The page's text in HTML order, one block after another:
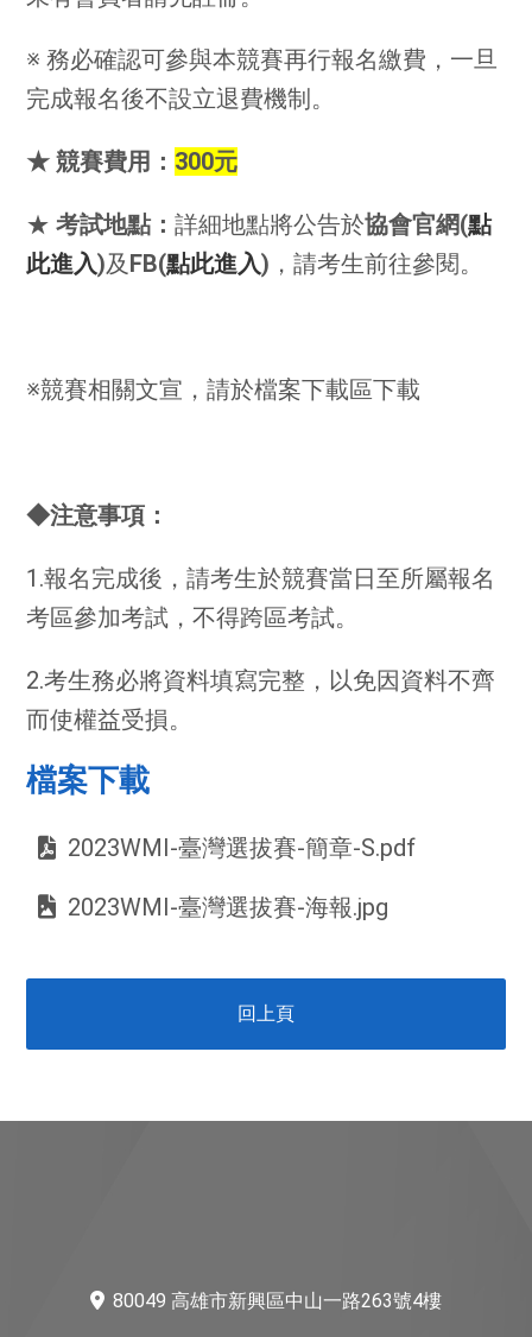
※ 務必確認可參與本競賽再行報名繳費，一旦
完成報名後不設立退費機制。
★ 競賽費用： 300元
★考試地點：詳細地點將公告於協會官網(點
此進入)及 FB(點此進入) ，請考生前往參閱。
※競賽相關文宣，請於檔案下載區下載
◆注意事項：
1.報名完成後，請考生於競賽當日至所屬報名
考區參加考試，不得跨區考試。
2.考生務必將資料填寫完整，以免因資料不齊
而使權益受損。
檔案下載
2023WMI-臺灣選拔賽-簡章-S.pdf
2023WMI-臺灣選拔賽-海報.jpg
回上頁
80049 高雄市新興區中山一路263號4樓